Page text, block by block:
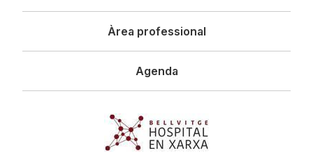
Àrea professional
Agenda